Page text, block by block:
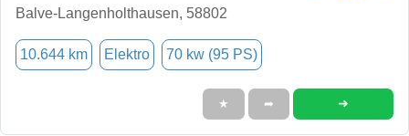
Balve-Langenholthausen, 58802
10.644 km Elektro 70 kw (95 PS)
★ ➦ ➜